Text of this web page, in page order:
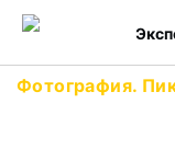
Фотография.